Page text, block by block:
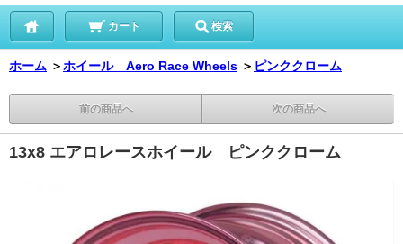
カート 検索
ホーム ＞ホイール Aero Race Wheels ＞ ピンククローム
前の商品へ 次の商品へ
13x8 エアロレースホイール ピンククローム